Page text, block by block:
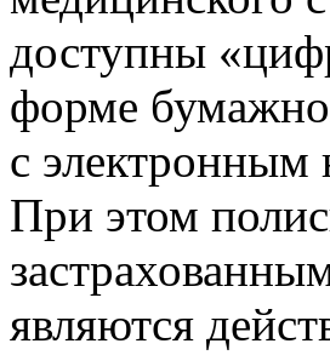
доступны
форме
с электронным
При этом
являются